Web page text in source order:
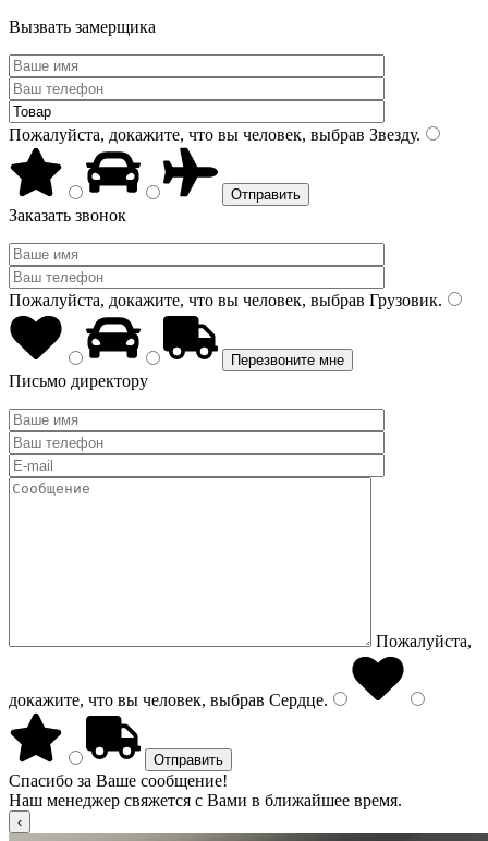
Вызвать замерщика
Пожалуйста, докажите, что вы человек, выбрав Звезду.
Заказать звонок
Пожалуйста, докажите, что вы человек, выбрав Грузовик.
Письмо директору
Пожалуйста,
докажите, что вы человек, выбрав Сердце.
Спасибо за Ваше сообщение!
Наш менеджер свяжется с Вами в ближайшее время.